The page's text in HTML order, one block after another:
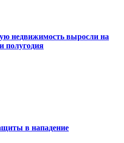
недвижимость выросли на
полугодия
в нападение